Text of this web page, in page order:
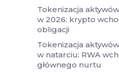
Tokenizacja
w 2026: krypto
obligacji
Tokenizacja
w natarciu: RWA
głównego nurtu